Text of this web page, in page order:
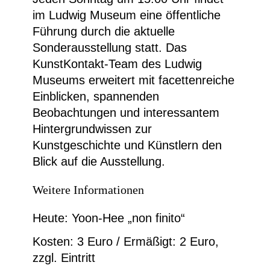
im Ludwig Museum eine öffentliche
Führung durch die aktuelle
Sonderausstellung statt. Das
KunstKontakt-Team des Ludwig
Museums erweitert mit facettenreiche
Einblicken, spannenden
Beobachtungen und interessantem
Hintergrundwissen zur
Kunstgeschichte und Künstlern den
Blick auf die Ausstellung.
Weitere Informationen
Heute: Yoon-Hee „non finito“
Kosten: 3 Euro / Ermäßigt: 2 Euro,
zzgl. Eintritt